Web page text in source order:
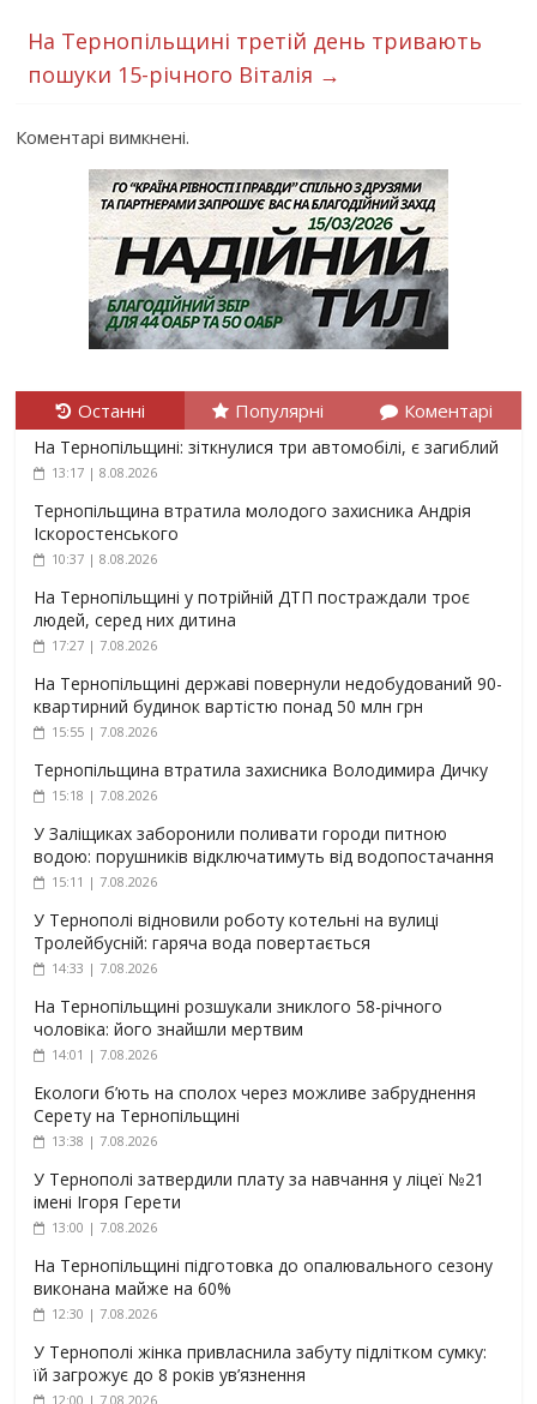
На Тернопільщині третій день тривають
пошуки 15-річного Віталія →
Коментарі вимкнені.
Останні Популярні Коментарі
На Тернопільщині: зіткнулися три автомобілі, є загиблий
13:17 | 8.08.2026
Тернопільщина втратила молодого захисника Андрія
Іскоростенського
10:37 | 8.08.2026
На Тернопільщині у потрійній ДТП постраждали троє
людей, серед них дитина
17:27 | 7.08.2026
На Тернопільщині державі повернули недобудований 90-
квартирний будинок вартістю понад 50 млн грн
15:55 | 7.08.2026
Тернопільщина втратила захисника Володимира Дичку
15:18 | 7.08.2026
У Заліщиках заборонили поливати городи питною
водою: порушників відключатимуть від водопостачання
15:11 | 7.08.2026
У Тернополі відновили роботу котельні на вулиці
Тролейбусній: гаряча вода повертається
14:33 | 7.08.2026
На Тернопільщині розшукали зниклого 58-річного
чоловіка: його знайшли мертвим
14:01 | 7.08.2026
Екологи б’ють на сполох через можливе забруднення
Серету на Тернопільщині
13:38 | 7.08.2026
У Тернополі затвердили плату за навчання у ліцеї №21
імені Ігоря Герети
13:00 | 7.08.2026
На Тернопільщині підготовка до опалювального сезону
виконана майже на 60%
12:30 | 7.08.2026
У Тернополі жінка привласнила забуту підлітком сумку:
їй загрожує до 8 років ув’язнення
12:00 | 7.08.2026